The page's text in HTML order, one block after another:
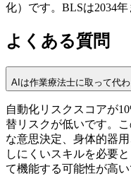
化）です。BLSは2034年
よくある質問
AIは作業療法士に取って代
自動化リスクスコアが
替リスクが低いです。
な意思決定、身体的器
しにくいスキルを必要
て機能する可能性が高い